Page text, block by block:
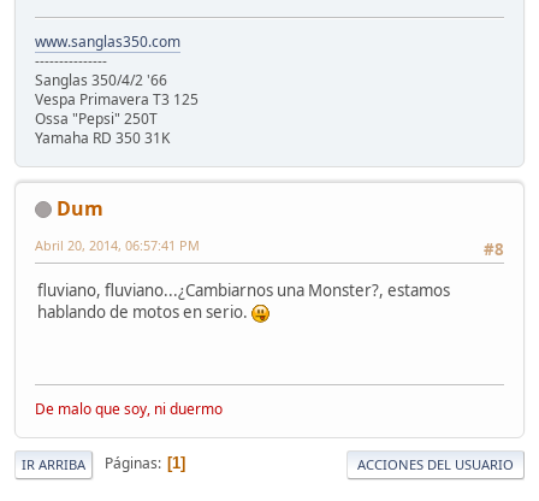
www.sanglas350.com
---------------
Sanglas 350/4/2 '66
Vespa Primavera T3 125
Ossa "Pepsi" 250T
Yamaha RD 350 31K
Dum
#8
Abril 20, 2014, 06:57:41 PM
fluviano, fluviano...¿Cambiarnos una Monster?, estamos
hablando de motos en serio.
De malo que soy, ni duermo
IR ARRIBA Páginas 1 ACCIONES DEL USUARIO